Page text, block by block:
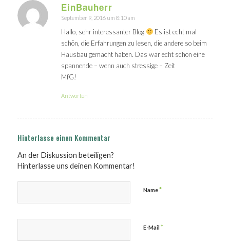
EinBauherr
sagte:
September 9, 2016 um 8:10 am
Hallo, sehr interessanter Blog
Es ist echt mal
schön, die Erfahrungen zu lesen, die andere so beim
Hausbau gemacht haben. Das war echt schon eine
spannende – wenn auch stressige – Zeit
MfG!
Antworten
Hinterlasse einen Kommentar
An der Diskussion beteiligen?
Hinterlasse uns deinen Kommentar!
Name*
E-Mail *